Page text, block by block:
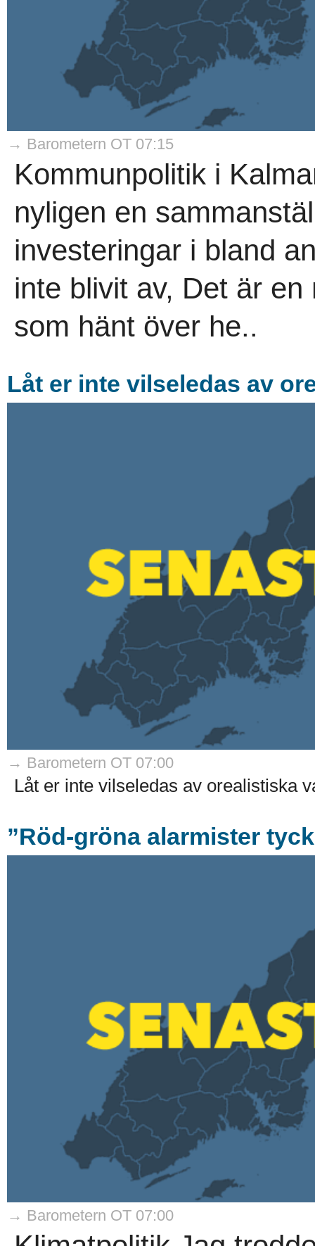
→ Barometern OT 07:15
Kommunpolitik i
nyligen en
investeringar i bland
inte blivit av, Det är
som hänt över he..
Låt er inte vilseledas av
→ Barometern OT 07:00
Låt er inte vilseledas av orealistiska
”Röd-gröna alarmister
→ Barometern OT 07:00